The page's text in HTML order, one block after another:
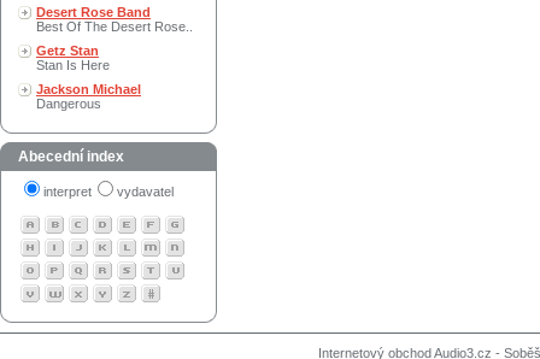
Desert Rose Band
Best Of The Desert Rose..
Getz Stan
Stan Is Here
Jackson Michael
Dangerous
Abecední index
interpret vydavatel
Internetový obchod Audio3.cz -